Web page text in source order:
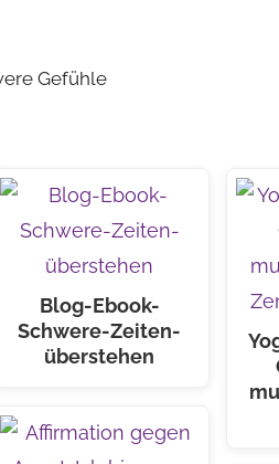
Gefühle
Blog-Ebook-
Schwere-Zeiten-
überstehen